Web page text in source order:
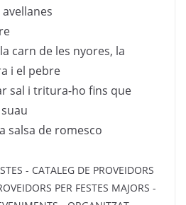
carn de les nyores, la
i el pebre
sal i tritura-ho fins que
salsa de romesco